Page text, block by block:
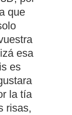
que
esa
es
la tía
risas,